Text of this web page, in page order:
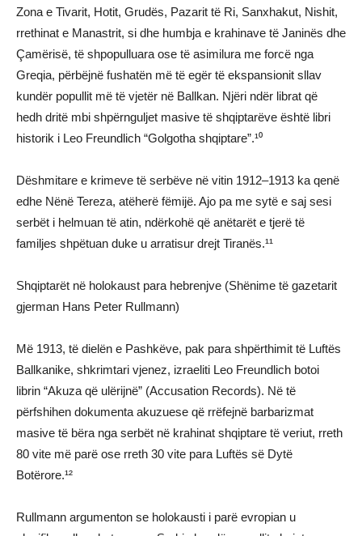
Zona e Tivarit, Hotit, Grudës, Pazarit të Ri, Sanxhakut, Nishit,
rrethinat e Manastrit, si dhe humbja e krahinave të Janinës dhe
Çamërisë, të shpopulluara ose të asimilura me forcë nga
Greqia, përbëjnë fushatën më të egër të ekspansionit sllav
kundër popullit më të vjetër në Ballkan. Njëri ndër librat që
hedh dritë mbi shpërnguljet masive të shqiptarëve është libri
historik i Leo Freundlich “Golgotha shqiptare”.¹⁰
Dëshmitare e krimeve të serbëve në vitin 1912–1913 ka qenë
edhe Nënë Tereza, atëherë fëmijë. Ajo pa me sytë e saj sesi
serbët i helmuan të atin, ndërkohë që anëtarët e tjerë të
familjes shpëtuan duke u arratisur drejt Tiranës.¹¹
Shqiptarët në holokaust para hebrenjve (Shënime të gazetarit
gjerman Hans Peter Rullmann)
Më 1913, të dielën e Pashkëve, pak para shpërthimit të Luftës
Ballkanike, shkrimtari vjenez, izraeliti Leo Freundlich botoi
librin “Akuza që ulërijnë” (Accusation Records). Në të
përfshihen dokumenta akuzuese që rrëfejnë barbarizmat
masive të bëra nga serbët në krahinat shqiptare të veriut, rreth
80 vite më parë ose rreth 30 vite para Luftës së Dytë
Botërore.¹²
Rullmann argumenton se holokausti i parë evropian u